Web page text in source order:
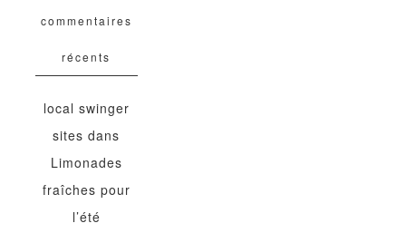
commentaires
récents
local swinger
sites dans
Limonades
fraîches pour
l’été